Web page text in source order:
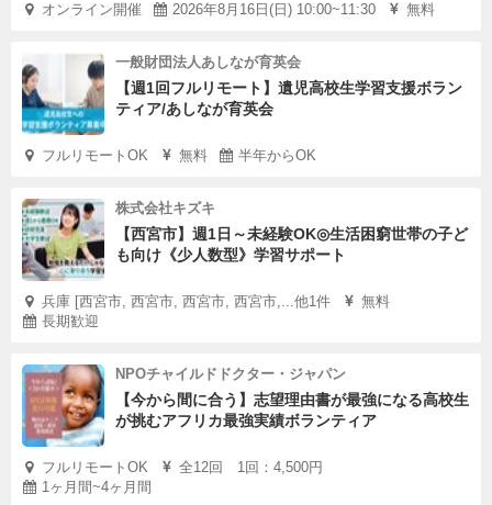
オンライン開催 2026年8月16日(日) 10:00~11:30 無料
一般財団法人あしなが育英会
【週1回フルリモート】遺児高校生学習支援ボラン
ティア/あしなが育英会
フルリモートOK 無料 半年からOK
株式会社キズキ
【西宮市】週1日～未経験OK◎生活困窮世帯の子ど
も向け《少人数型》学習サポート
兵庫 [西宮市, 西宮市, 西宮市, 西宮市,...他1件
無料
長期歓迎
NPOチャイルドドクター・ジャパン
【今から間に合う】志望理由書が最強になる高校生
が挑むアフリカ最強実績ボランティア
フルリモートOK
全12回 1回：4,500円
1ヶ月間~4ヶ月間